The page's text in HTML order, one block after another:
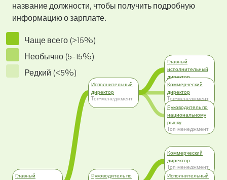
название должности, чтобы получить подробную
информацию о зарплате.
Чаще всего (>15%)
Необычно (5-15%)
Редкий (<5%)
Главный
Исполнительный
директор
Tоп-менеджмент
Руководитель по
Главный
исполнительный
директор
Tоп-менеджмент
Коммерческий
директор
Tоп-менеджмент
Руководитель по
национальному
рынку
Tоп-менеджмент
Коммерческий
директор
Tоп-менеджмент
Исполнительный